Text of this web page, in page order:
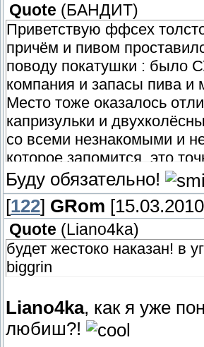
Quote (БАНДИТ)
Приветствую ффсех
причём и пивом
поводу покатушки : было
компания и запасы пива и
Место тоже оказалось
капризульки и
со всеми незнакомыми и
которое запомится, это
Буду обязательно!
[122] GRom
Quote (Liano4ka)
будет жестоко наказан! в
biggrin
Liano4ka, как я уже
любиш?!